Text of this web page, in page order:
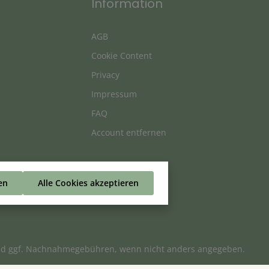
Information
AGB
Cookie Content
Privacy
Impressum
FAQ
Account entfernen
ggf. Nachnahmegebühren, wenn nicht anders angegeben.
Alle Cookies akzeptieren